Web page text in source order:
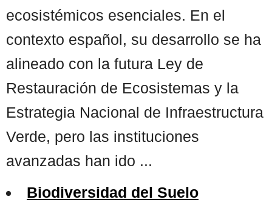
ecosistémicos esenciales. En el
contexto español, su desarrollo se ha
alineado con la futura Ley de
Restauración de Ecosistemas y la
Estrategia Nacional de Infraestructura
Verde, pero las instituciones
avanzadas han ido ...
Biodiversidad del Suelo